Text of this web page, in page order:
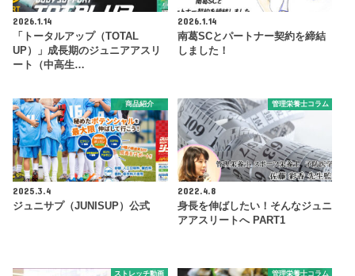
2026.1.14
「トータルアップ（TOTAL
UP）」成長期のジュニアアスリ
ート（中高生…
2026.1.14
南葛SCとパートナー契約を締結
しました！
商品紹介
2025.3.4
ジュニサプ（JUNISUP）公式
管理栄養士コラム
2022.4.8
身長を伸ばしたい！そんなジュニ
アアスリートへ PART1
ストレッチ動画 管理栄養士コラム